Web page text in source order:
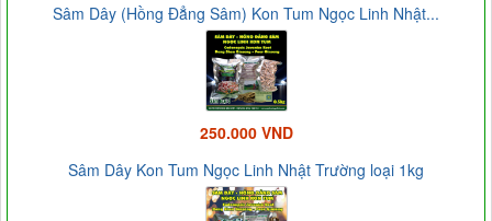
Sâm Dây (Hồng Đẳng Sâm) Kon Tum Ngọc Linh Nhật...
250.000 VND
Sâm Dây Kon Tum Ngọc Linh Nhật Trường loại 1kg